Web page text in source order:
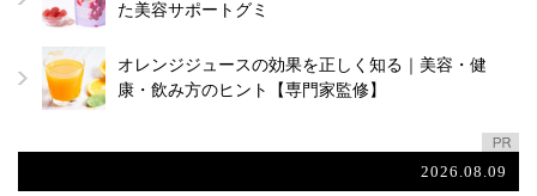
た美容サポートグミ
オレンジジュースの効果を正しく知る｜美容・健
康・飲み方のヒント【専門家監修】
2026.08.09